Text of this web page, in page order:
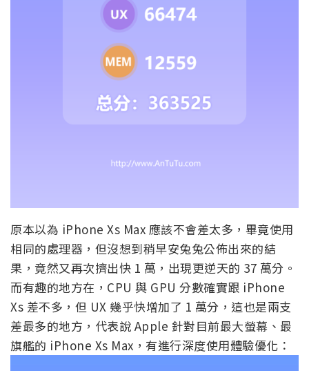
原本以為 iPhone Xs Max 應該不會差太多，畢竟使用
相同的處理器，但沒想到稍早安兔兔公佈出來的結
果，竟然又再次擠出快 1 萬，出現更逆天的 37 萬分。
而有趣的地方在，CPU 與 GPU 分數確實跟 iPhone
Xs 差不多，但 UX 幾乎快增加了 1 萬分，這也是兩支
差最多的地方，代表說 Apple 針對目前最大螢幕、最
旗艦的 iPhone Xs Max，有進行深度使用體驗優化：